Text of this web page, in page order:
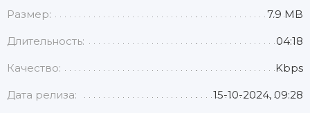
Размер: 7.9 MB
Длительность: 04:18
Качество: Kbps
Дата релиза: 15-10-2024, 09:28